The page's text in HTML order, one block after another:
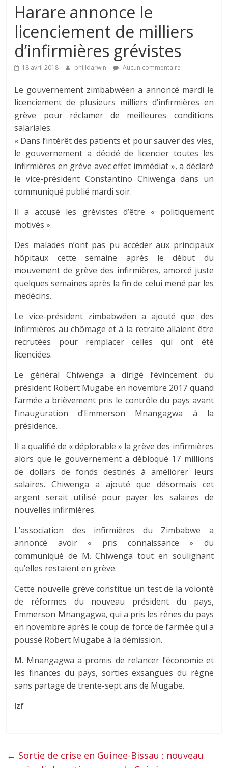
Harare annonce le
licenciement de milliers
d’infirmières grévistes
18 avril 2018 philldarwin Aucun commentaire
Le gouvernement zimbabwéen a annoncé mardi le
licenciement de plusieurs milliers d’infirmières en
grève pour réclamer de meilleures conditions
salariales.
« Dans l’intérêt des patients et pour sauver des vies,
le gouvernement a décidé de licencier toutes les
infirmières en grève avec effet immédiat », a déclaré
le vice-président Constantino Chiwenga dans un
communiqué publié mardi soir.
Il a accusé les grévistes d’être « politiquement
motivés ».
Des malades n’ont pas pu accéder aux principaux
hôpitaux cette semaine après le début du
mouvement de grève des infirmières, amorcé juste
quelques semaines après la fin de celui mené par les
medécins.
Le vice-président zimbabwéen a ajouté que des
infirmières au chômage et à la retraite allaient être
recrutées pour remplacer celles qui ont été
licenciées.
Le général Chiwenga a dirigé l’évincement du
président Robert Mugabe en novembre 2017 quand
l’armée a brièvement pris le contrôle du pays avant
l’inauguration d’Emmerson Mnangagwa à la
présidence.
Il a qualifié de « déplorable » la grève des infirmières
alors que le gouvernement a débloqué 17 millions
de dollars de fonds destinés à améliorer leurs
salaires. Chiwenga a ajouté que désormais cet
argent serait utilisé pour payer les salaires de
nouvelles infirmières.
L’association des infirmières du Zimbabwe a
annoncé avoir « pris connaissance » du
communiqué de M. Chiwenga tout en soulignant
qu’elles restaient en grève.
Cette nouvelle grève constitue un test de la volonté
de réformes du nouveau président du pays,
Emmerson Mnangagwa, qui a pris les rênes du pays
en novembre après le coup de force de l’armée qui a
poussé Robert Mugabe à la démission.
M. Mnangagwa a promis de relancer l’économie et
les finances du pays, sorties exsangues du règne
sans partage de trente-sept ans de Mugabe.
Izf
← Sortie de crise en Guinee-Bissau : nouveau